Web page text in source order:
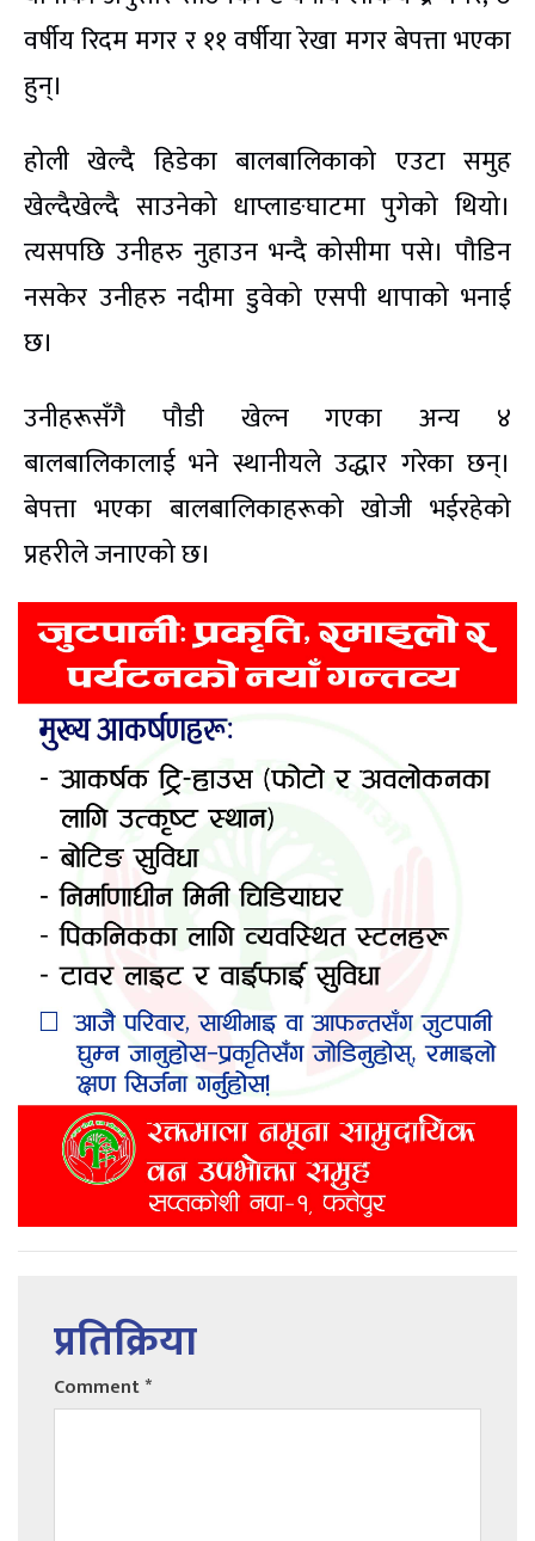
वर्षीय रिदम मगर र ११ वर्षीया रेखा मगर बेपत्ता भएका
हुन्।
होली खेल्दै हिडेका बालबालिकाको एउटा समुह
खेल्दैखेल्दै साउनेको धाप्लाङघाटमा पुगेको थियो।
त्यसपछि उनीहरु नुहाउन भन्दै कोसीमा पसे। पौडिन
नसकेर उनीहरु नदीमा डुवेको एसपी थापाको भनाई
छ।
उनीहरूसँगै पौडी खेल्न गएका अन्य ४
बालबालिकालाई भने स्थानीयले उद्धार गरेका छन्।
बेपत्ता भएका बालबालिकाहरूको खोजी भईरहेको
प्रहरीले जनाएको छ।
प्रतिक्रिया
Comment*